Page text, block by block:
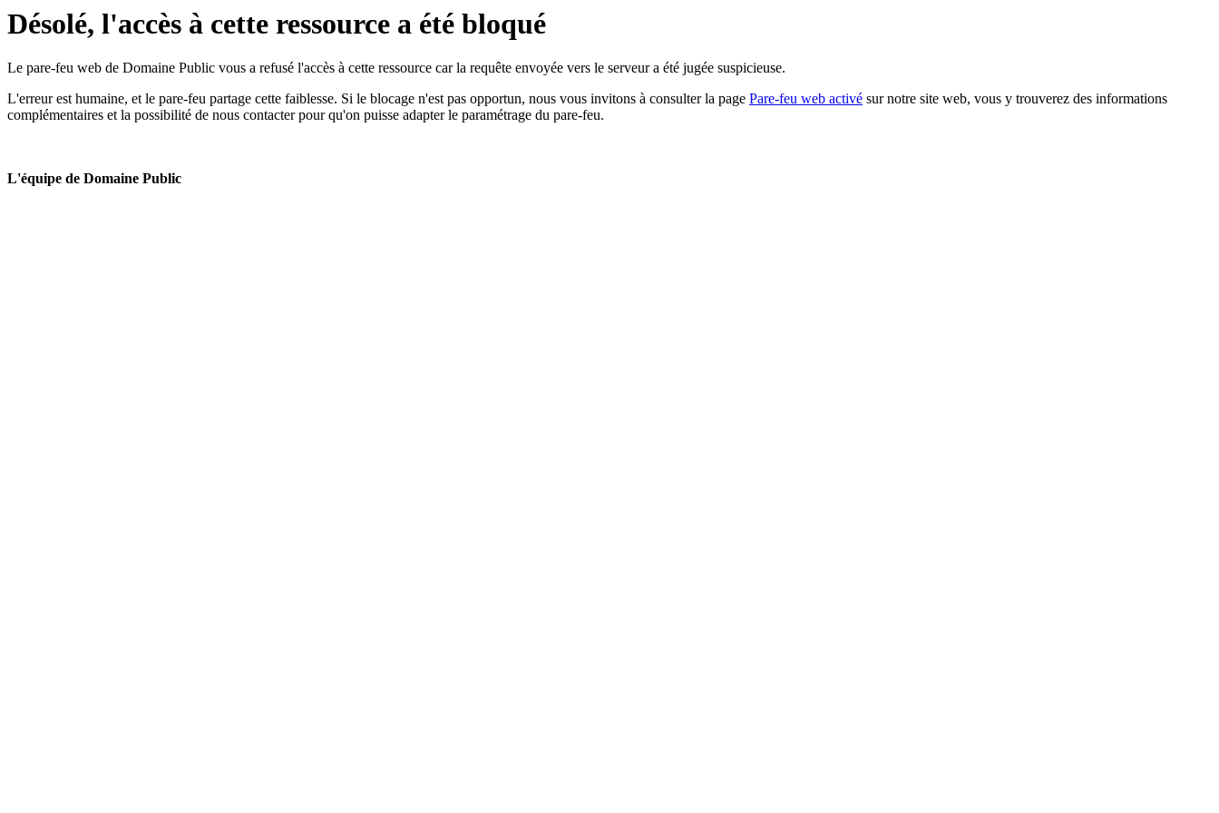
Désolé, l'accès à cette ressource a été bloqué
Le pare-feu web de Domaine Public vous a refusé l'accès à cette ressource car la requête envoyée vers le serveur a été jugée suspicieuse.
L'erreur est humaine, et le pare-feu partage cette faiblesse. Si le blocage n'est pas opportun, nous vous invitons à consulter la page Pare-feu web activé sur notre site web, vous y trouverez des informations
complémentaires et la possibilité de nous contacter pour qu'on puisse adapter le paramétrage du pare-feu.
L'équipe de Domaine Public